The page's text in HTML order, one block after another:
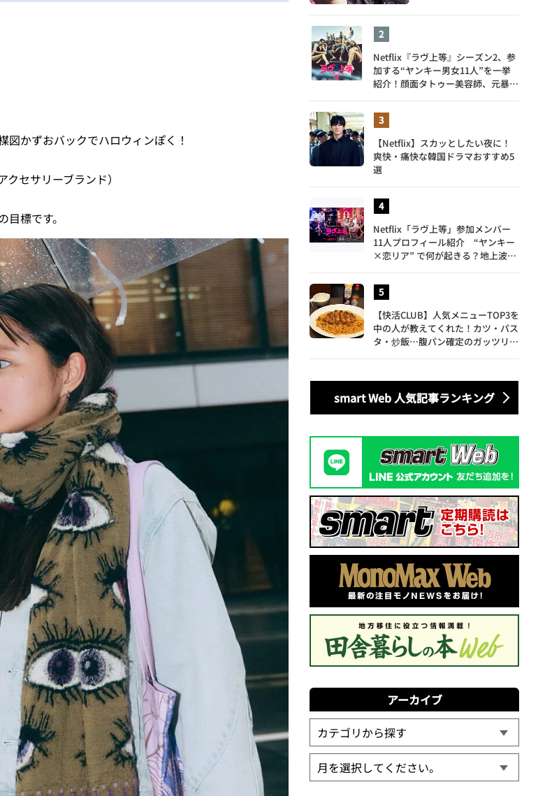
かずおバックでハロウィンぽく！
セサリーブランド）
標です。
Netflix『ラヴ上等』シーズン2、参
加する“ヤンキー男女11人”を一挙
紹介！顔面タトゥー美容師、元暴走
【Netflix】スカッとしたい夜に！
爽快・痛快な韓国ドラマおすすめ5
選
Netflix「ラヴ上等」参加メンバー
11人プロフィール紹介 “ヤンキー
×恋リア” で何が起きる？地上波で
が爆誕
【快活CLUB】人気メニューTOP3を
中の人が教えてくれた！カツ・パス
タ・炒飯…腹パン確定のガッツリ飯
smart Web 人気記事ランキング
アーカイブ